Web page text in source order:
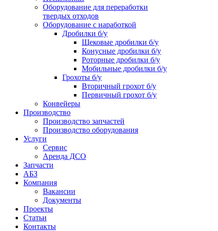
Оборудование для переработки
твердых отходов
Оборудование с наработкой
Дробилки б/у
Щековые дробилки б/у
Конусные дробилки б/у
Роторные дробилки б/у
Мобильные дробилки б/у
Грохоты б/у
Вторичный грохот б/у
Первичный грохот б/у
Конвейеры
Производство
Производство запчастей
Производство оборудования
Услуги
Сервис
Аренда ДСО
Запчасти
АБЗ
Компания
Вакансии
Документы
Проекты
Статьи
Контакты